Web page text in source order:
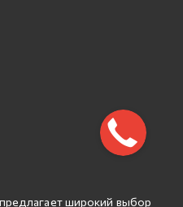
широкий выбор